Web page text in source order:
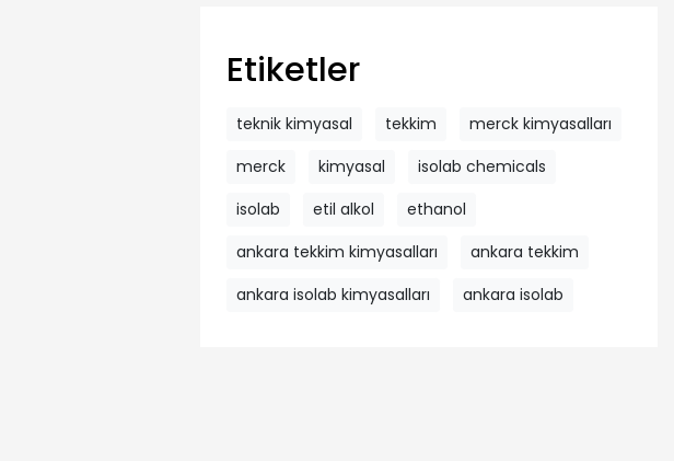
Etiketler
teknik kimyasal tekkim
merck kimyasalları
merck
kimyasal
isolab chemicals
isolab
etil alkol
ethanol
ankara tekkim kimyasalları
ankara tekkim
ankara isolab kimyasalları
ankara isolab